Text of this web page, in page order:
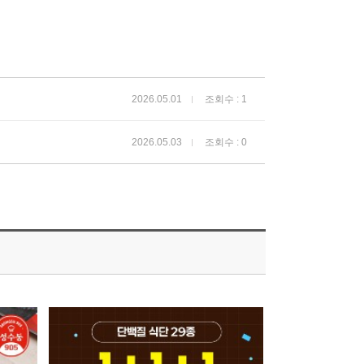
2026.05.01 조회수 : 1
2026.05.03 조회수 : 0